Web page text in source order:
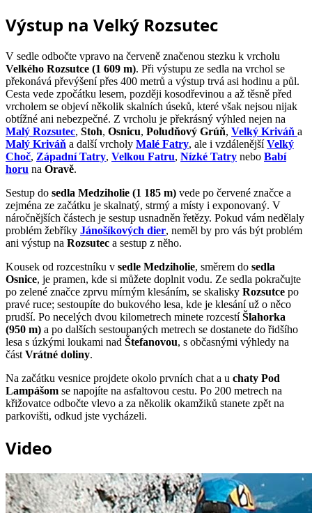
Výstup na Velký Rozsutec
V sedle odbočte vpravo na červeně značenou stezku k vrcholu
Velkého Rozsutce (1 609 m). Při výstupu ze sedla na vrchol se
překonává převýšení přes 400 metrů a výstup trvá asi hodinu a půl.
Cesta vede zpočátku lesem, později kosodřevinou a až těsně před
vrcholem se objeví několik skalních úseků, které však nejsou nijak
obtížné ani nebezpečné. Z vrcholu je překrásný výhled nejen na
Malý Rozsutec, Stoh, Osnicu, Poludňový Grúň, Velký Kriváň a
Malý Kriváň a další vrcholy Malé Fatry, ale i vzdálenějšíVelký
Choč, Západní Tatry, Velkou Fatru, Nízké Tatry nebo Babí
horu na Oravě.
Sestup do sedla Medziholie (1 185 m) vede po červené značce a
zejména ze začátku je skalnatý, strmý a místy i exponovaný. V
náročnějších částech je sestup usnadněn řetězy. Pokud vám nedělaly
problém žebříky Jánošíkových dier, neměl by pro vás být problém
ani výstup na Rozsutec a sestup z něho.
Kousek od rozcestníku v sedle Medziholie, směrem do sedla
Osnice, je pramen, kde si můžete doplnit vodu. Ze sedla pokračujte
po zelené značce zprvu mírným klesáním, se skalisky Rozsutce po
pravé ruce; sestoupíte do bukového lesa, kde je klesání už o něco
prudší. Po necelých dvou kilometrech minete rozcestíŠlahorka
(950 m) a po dalších sestoupaných metrech se dostanete do řidšího
lesa s úzkými loukami nad Štefanovou, s občasnými výhledy na
část Vrátné doliny.
Na začátku vesnice projdete okolo prvních chat a u chaty Pod
Lampášom se napojíte na asfaltovou cestu. Po 200 metrech na
křižovatce odbočte vlevo a za několik okamžiků stanete zpět na
parkovišti, odkud jste vycházeli.
Video